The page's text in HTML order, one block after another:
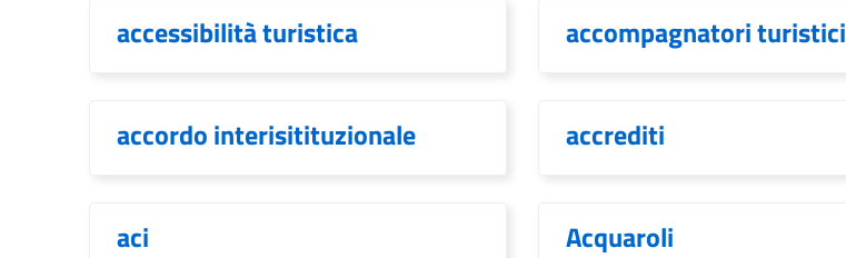
accessibilità turistica accompagnatori turistici
accordo interisitituzionale accrediti
aci Acquaroli